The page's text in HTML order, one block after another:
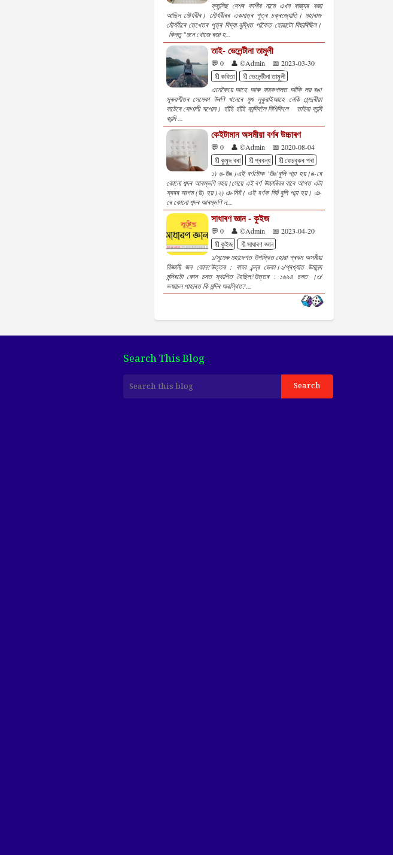
ফ্ৰান্সিছ দেশৰ কাশীৰ নামে এখন ৰাজ্যৰ ৰজা
আছিল মৌৰ্যবীৰ। মৌৰ্যবীৰৰ একমাত্ৰ পুত্ৰ চক্ৰজ্যোতি। মহাৰাজ
মৌৰ্যবীৰে তেখেতৰ পুত্ৰ বিদ্যা-বুদ্ধিত পাকৈত হোৱাটো বিছাৰিছিল।
কিন্তু "মনে খোজে ৰজা হ...
তাই- ভেলেন্টীনা তামুলী
💬 0 👤 ©Admin
📅 2023-03-30
🔖কবিতা
🔖ভেলেন্টীনা তামুলী
এনেকৈয়ে আহে আৰু যায়কপালত আঁকি লয় ৰঙা
সূৰুযশীতৰ সেমেকা উৰণি খনেৰে মুখ লুকুৱাইআহে নেকি সেন্দুৰীয়া
বাটেৰে সোণালী সপোন। হাঁহি হাঁহি কান্দিবলৈ নিশিকিলে তাইবা কান্দি
কান্দি ...
কেইটামান অসমীয়া বৰ্ণৰ উচ্চাৰণ
💬 0 👤 ©Admin
📅 2020-08-04
🔖কুমুদ বৰা
🔖প্ৰবন্ধ
🔖ফেচবুকৰ পৰা
১) ঙ-উঙ।এই বৰ্ণটোক 'উঙ'বুলি পঢ়া হয়।ঙ-ৰে
কোনো শব্দৰ আৰম্ভণি নহয়।সেয়ে এই বৰ্ণ উচ্চাৰিবৰ বাবে আগত এটা
স্বৰৰ আগম (উ) হয়।২) ঞ-নিয়ঁ। এই বৰ্ণক নিয়ঁ বুলি পঢ়া হয়। ঞ-
ৰে কোনো শব্দৰ আৰম্ভণি ন...
সাধাৰণ জ্ঞান - কুইজ
💬 0 👤 ©Admin
📅 2023-04-20
🔖কুইজ
🔖সাধাৰণ জ্ঞান
১/সুমেৰু মহাদেশত উপস্থিত হোৱা প্ৰথম অসমীয়া
বিজ্ঞানী জন কোন?উত্তৰ : ৰাঘব চন্দ্ৰ ডেকা।২/প্ৰখ্যাত উমানন্দ
মন্দিৰটো কোন চনত স্থাপিত হৈছিল?উত্তৰ : ১৬৯৪ চনত ।৩/
ভষ্মাচল পাহাৰত কি মন্দিৰ অৱস্থিত?...
Search This Blog